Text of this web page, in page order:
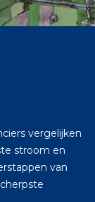
vergelijken
stroom en
van